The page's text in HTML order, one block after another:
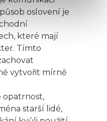
oslovení je
které mají
Tímto
vytvořit mírně
opatrnost,
starší lidé,